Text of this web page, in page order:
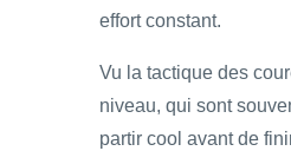
effort constant.
Vu la tactique des
niveau, qui sont
partir cool avant de